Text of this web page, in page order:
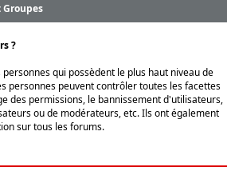
?
qui possèdent le plus haut niveau de
personnes peuvent contrôler toutes les facettes
des permissions, le bannissement d'utilisateurs,
ou de modérateurs, etc. Ils ont également
sur tous les forums.